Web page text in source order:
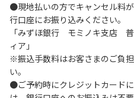
序、善良の風俗に反する恐れ
りいたします。
８．不可抗力以外の事由によ
の物品を損傷、紛失、汚染さ
ていただくことがあります。
９．当キャンプ場内（駐車場
つきましては、一切の責任を
●現地払いの方でキャンセル料
行口座にお振り込みください。
「みずほ銀行 モミノキ支店
ィア」
※振込手数料はお客さまのご負
い。
●ご予約時にクレジットカード